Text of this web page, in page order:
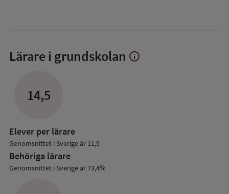
Lärare i grundskolan Visa
info
14,5
Elever per lärare
Genomsnittet i Sverige är 11,9
Behöriga lärare
Genomsnittet i Sverige är 73,4%